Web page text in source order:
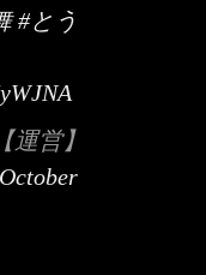
#とう
営】
October